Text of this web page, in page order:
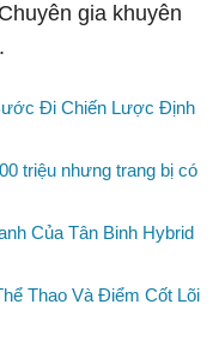
gia khuyên
Đi Chiến Lược Định
triệu nhưng trang bị có
Của Tân Binh Hybrid
Thao Và Điểm Cốt Lõi